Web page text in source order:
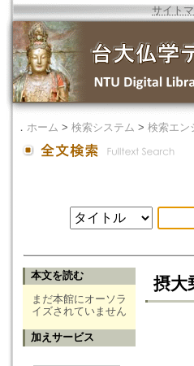
サイト
． ホーム > 検索システム > 検索エン
本文を読む
まだ本館にオーソラ
イズされていません
加えサービス
摂大